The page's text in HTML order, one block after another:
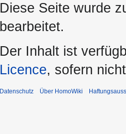
Diese Seite wurde
bearbeitet.
Der Inhalt ist
Licence, sofern
Datenschutz Über HomoWiki